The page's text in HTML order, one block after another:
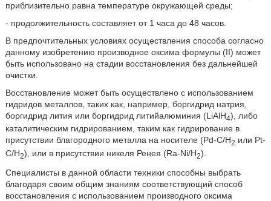
приблизительно равна температуре окружающей среды;
- продолжительность составляет от 1 часа до 48 часов.
В предпочтительных условиях осуществления способа согласно
данному изобретению производное оксима формулы (II) может
быть использовано на стадии восстановления без дальнейшей
очистки.
Восстановление может быть осуществлено с использованием
гидридов металлов, таких как, например, боргидрид натрия,
боргидрид лития или боргидрид литийалюминия (LiAlH4), либо
каталитическим гидрированием, таким как гидрирование в
присутствии благородного металла на носителе (Pd-C/Н2 или Pt-
C/Н2), или в присутствии никеля Ренея (Ra-Ni/Н2).
Специалисты в данной области техники способны выбрать
благодаря своим общим знаниям соответствующий способ
восстановления с использованием производного оксима